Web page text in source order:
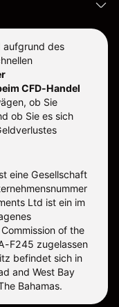
aufgrund des
CFD-Handel
ob Sie
ob Sie es sich
eine Gesellschaft
Ltd ist ein im
of the
F245 zugelassen
befindet sich in
and West Bay
Bahamas.